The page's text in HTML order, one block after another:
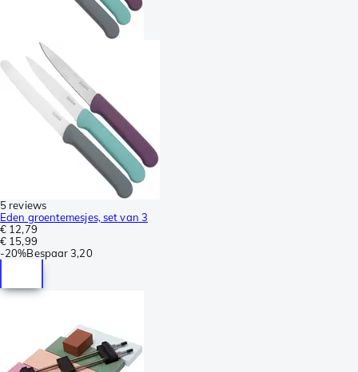
5 reviews
Eden groentemesjes, set van 3
€ 12,79
€ 15,99
-20%Bespaar 3,20